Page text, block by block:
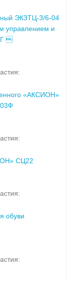
ЭК3ТЦ-3/6-04
управлением и

«АКСИОН»
СЦ22
обуви